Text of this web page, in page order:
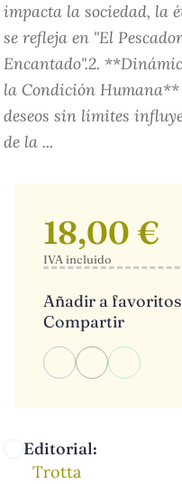
impacta la sociedad, la
se refleja en "El
Encantado".2.
la Condición Humana**
deseos sin límites
de la ...
Editorial:
Trotta
18,00 €
IVA incluido
Añadir a favoritos
Compartir